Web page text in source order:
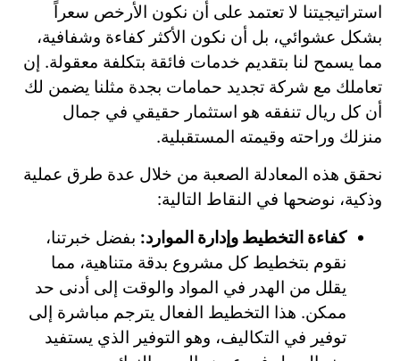
استراتيجيتنا لا تعتمد على أن نكون الأرخص سعراً
بشكل عشوائي، بل أن نكون الأكثر كفاءة وشفافية،
مما يسمح لنا بتقديم خدمات فائقة بتكلفة معقولة. إن
تعاملك مع شركة تجديد حمامات بجدة مثلنا يضمن لك
أن كل ريال تنفقه هو استثمار حقيقي في جمال
منزلك وراحته وقيمته المستقبلية.
نحقق هذه المعادلة الصعبة من خلال عدة طرق عملية
وذكية، نوضحها في النقاط التالية:
كفاءة التخطيط وإدارة الموارد: بفضل خبرتنا،
نقوم بتخطيط كل مشروع بدقة متناهية، مما
يقلل من الهدر في المواد والوقت إلى أدنى حد
ممكن. هذا التخطيط الفعال يترجم مباشرة إلى
توفير في التكاليف، وهو التوفير الذي يستفيد